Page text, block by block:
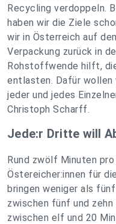
Recycling verdoppeln.
haben wir die Ziele
wir in Österreich auf
Verpackung zurück in
Rohstoffwende hilft,
entlasten. Dafür wollen
jeder und jedes
Christoph Scharff.
Jede:r Dritte will
Rund zwölf Minuten
Östereicher:innen für
bringen weniger als
zwischen fünf und
zwischen elf und 20